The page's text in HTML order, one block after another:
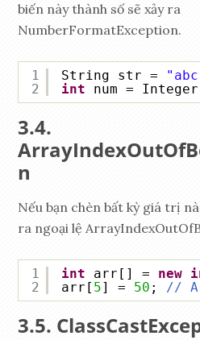
biến này thành số sẽ xảy ra
NumberFormatException.
1
2
String str =
int
num =
n
Nếu bạn chèn bất kỳ giá trị
ra ngoại lệ
1
2
int arr[] = new
arr[ 5] = 50 ; //